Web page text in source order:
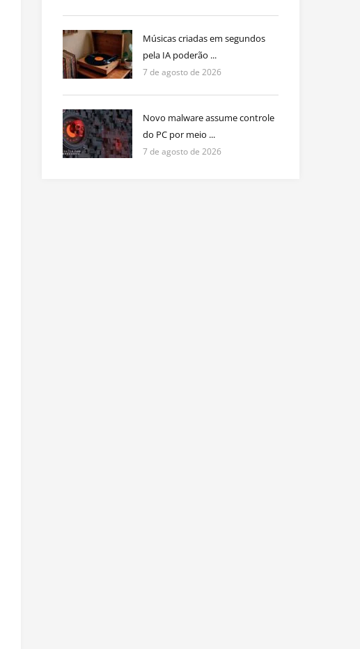
Músicas criadas em segundos
pela IA poderão ...
7 de agosto de 2026
Novo malware assume controle
do PC por meio ...
7 de agosto de 2026